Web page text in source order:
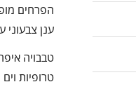
הפרחים
ענן צבעוני
טבבויה
טרופיות